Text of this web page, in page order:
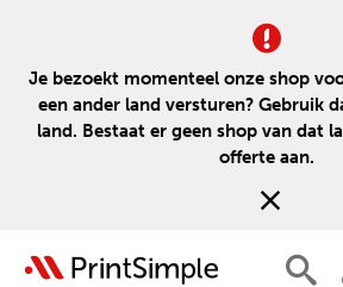
Je bezoekt momenteel onze shop
een ander land versturen? Gebruik
land. Bestaat er geen shop van dat
offerte aan.